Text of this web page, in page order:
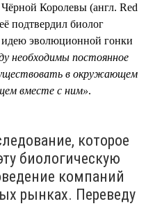
Чёрной Королевы (англ. Red
подтвердил биолог
эволюционной гонки
необходимы постоянное
в окружающем
вместе с ним».
которое
биологическую
компаний
рынках. Переведу